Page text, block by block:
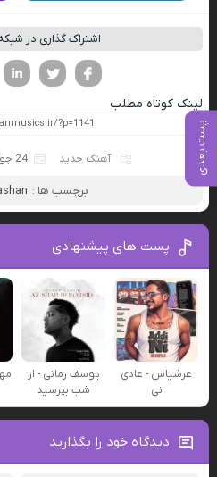
پست بعدی
اشتراک گذاری در
لینک کوتاه مطلب
آهنگ جدید 24 جولای 2024
برچسب ها :
پست های پیشنهادی
عرشیاس - عادی
نی
یوسف زمانی - از
شب بپرسید
دیدگاه خود را بگذارید